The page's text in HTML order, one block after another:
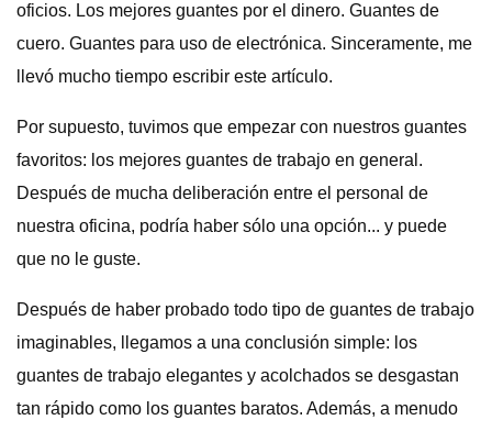
oficios. Los mejores guantes por el dinero. Guantes de
cuero. Guantes para uso de electrónica. Sinceramente, me
llevó mucho tiempo escribir este artículo.
Por supuesto, tuvimos que empezar con nuestros guantes
favoritos: los mejores guantes de trabajo en general.
Después de mucha deliberación entre el personal de
nuestra oficina, podría haber sólo una opción... y puede
que no le guste.
Después de haber probado todo tipo de guantes de trabajo
imaginables, llegamos a una conclusión simple: los
guantes de trabajo elegantes y acolchados se desgastan
tan rápido como los guantes baratos. Además, a menudo